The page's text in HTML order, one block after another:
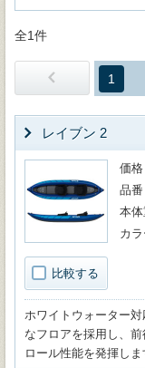
全1件
1
レイブン 2
比較する
価格
品番
本
カラ
ホワイトウォーター
なフロアを採用し、
ロール性能を発揮しま